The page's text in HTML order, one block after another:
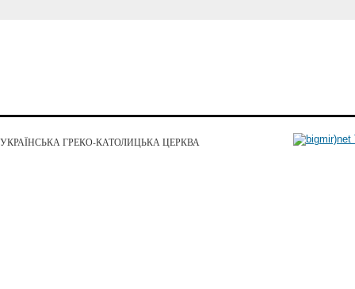
УКРАЇНСЬКА ГРЕКО-КАТОЛИЦЬКА ЦЕРКВА